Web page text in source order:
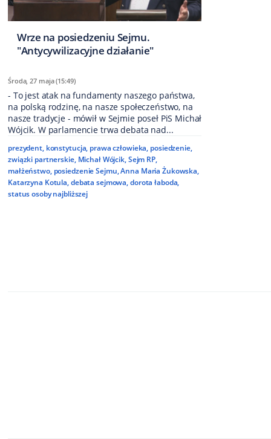
Wrze na posiedzeniu Sejmu.
"Antycywilizacyjne działanie"
Środa, 27 maja (15:49)
- To jest atak na fundamenty naszego państwa,
na polską rodzinę, na nasze społeczeństwo, na
nasze tradycje - mówił w Sejmie poseł PiS Michał
Wójcik. W parlamencie trwa debata nad...
prezydent, konstytucja, prawa człowieka, posiedzenie,
związki partnerskie, Michał Wójcik,Sejm RP,
małżeństwo, posiedzenie Sejmu,Anna Maria Żukowska,
Katarzyna Kotula,debata sejmowa,dorota łaboda,
status osoby najbliższej